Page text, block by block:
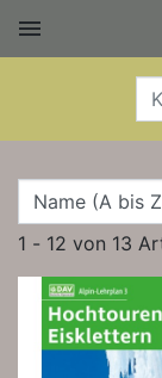

1 - 12 von 13